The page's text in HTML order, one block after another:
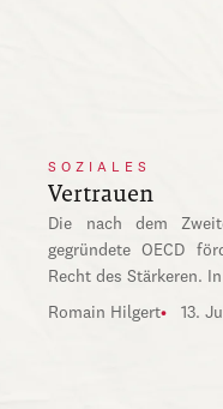
SOZIALES
Vertrauen
Die nach dem
gegründete OECD
Recht des Stärkeren.
Romain Hilgert 13.